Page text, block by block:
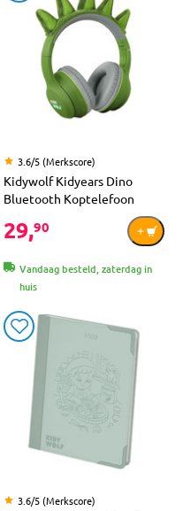
3.6/5 (Merkscore)
Kidywolf Kidyears Dino
Bluetooth Koptelefoon
29,90
Vandaag besteld, zaterdag in
huis
3.6/5 (Merkscore)